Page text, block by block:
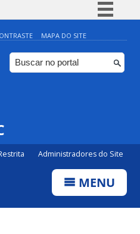
Simplifique!
Comunica BR
Participe
MAPA DO SITE
Administradores do Site
MENU